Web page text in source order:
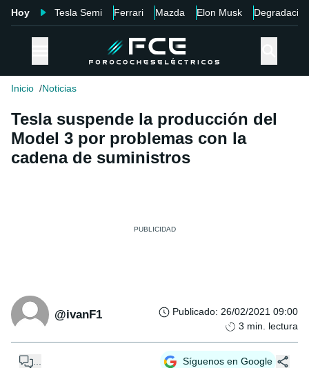
Hoy Tesla Semi Ferrari Mazda Elon Musk Degradación
Inicio Noticias
Tesla suspende la producción del
Model 3 por problemas con la
cadena de suministros
@ivanF1 Publicado: 26/02/2021 09:00
3 min. lectura
... Síguenos en Google